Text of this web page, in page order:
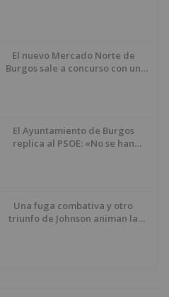
El nuevo Mercado Norte de
Burgos sale a concurso con un
El Ayuntamiento de Burgos
replica al PSOE: «No se han
Una fuga combativa y otro
triunfo de Johnson animan la